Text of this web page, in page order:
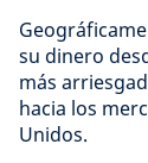
su dinero
más
hacia los
Unidos.